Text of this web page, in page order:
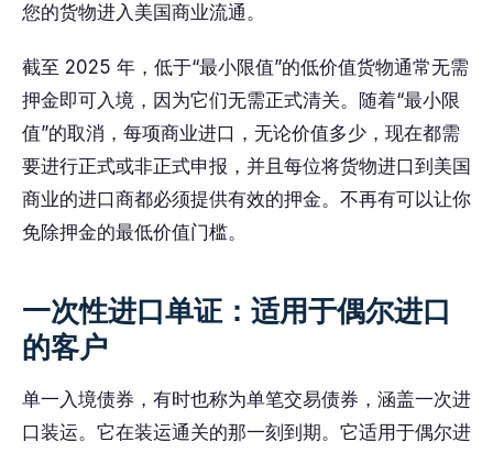
您的货物进入美国商业流通。
截至 2025 年，低于“最小限值”的低价值货物通常无需
押金即可入境，因为它们无需正式清关。随着“最小限
值”的取消，每项商业进口，无论价值多少，现在都需
要进行正式或非正式申报，并且每位将货物进口到美国
商业的进口商都必须提供有效的押金。不再有可以让你
免除押金的最低价值门槛。
一次性进口单证：适用于偶尔进口
的客户
单一入境债券，有时也称为单笔交易债券，涵盖一次进
口装运。它在装运通关的那一刻到期。它适用于偶尔进